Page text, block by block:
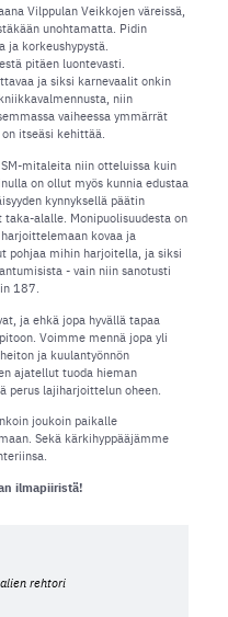
Vilppulan Veikkojen väreissä,
unohtamatta. Pidin
korkeushypystä.
pitäen luontevasti.
ja siksi karnevaalit onkin
niin
vaiheessa ymmärrät
itseäsi kehittää.
mitaleita niin otteluissa kuin
on ollut myös kunnia edustaa
kynnyksellä päätin
alalle. Monipuolisuudesta on
kovaa ja
pohjaa mihin harjoitella, ja siksi
- vain niin sanotusti
187.
ja ehkä jopa hyvällä tapaa
Voimme mennä jopa yli
ja kuulantyönnön
ajatellut tuoda hieman
perus lajiharjoittelun oheen.
joukoin paikalle
Sekä kärkihyppääjämme
ilmapiiristä!
rehtori